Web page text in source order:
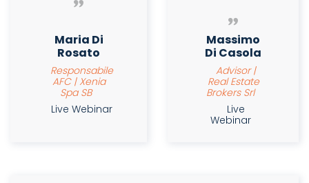
Maria Di
Rosato
Responsabile
AFC | Xenia
Spa SB
Live Webinar
Massimo
Di Casola
Advisor |
Real Estate
Brokers Srl
Live
Webinar